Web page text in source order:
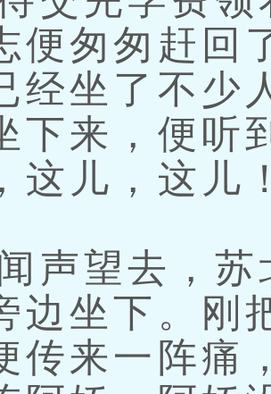
便匆匆赶回
经坐了不少
下来，便听
这儿，这儿
望去，苏
边坐下。刚
传来一阵痛